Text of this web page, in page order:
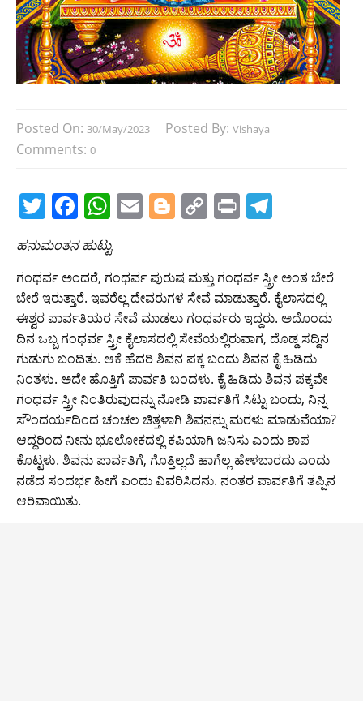
Posted On: 30/May/2023 Posted By: Vishaya
Comments: 0
T
w
itt
er
F
a
c
e
b
o
o
k
W
at
s
A
p
p
E
l
Bl
g
er
C
y
Li
n
k
Pr
gr
a
m
ಹನುಮಂತನ ಹುಟ್ಟು
ಗಂಧರ್ವ ಅಂದರೆ, ಗಂಧರ್ವ ಪುರುಷ ಮತ್ತು ಗಂಧರ್ವ ಸ್ತ್ರೀ ಅಂತ ಬೇರೆ
ಬೇರೆ ಇರುತ್ತಾರೆ. ಇವರೆಲ್ಲ ದೇವರುಗಳ ಸೇವೆ ಮಾಡುತ್ತಾರೆ. ಕೈಲಾಸದಲ್ಲಿ
ಈಶ್ವರ ಪಾರ್ವತಿಯರ ಸೇವೆ ಮಾಡಲು ಗಂಧರ್ವರು ಇದ್ದರು. ಅದೊಂದು
ದಿನ ಒಬ್ಬ ಗಂಧರ್ವ ಸ್ತ್ರೀ ಕೈಲಾಸದಲ್ಲಿ ಸೇವೆಯಲ್ಲಿರುವಾಗ, ದೊಡ್ಡ ಸದ್ದಿನ
ಗುಡುಗು ಬಂದಿತು. ಆಕೆ ಹೆದರಿ ಶಿವನ ಪಕ್ಕ ಬಂದು ಶಿವನ ಕೈ ಹಿಡಿದು
ನಿಂತಳು. ಅದೇ ಹೊತ್ತಿಗೆ ಪಾರ್ವತಿ ಬಂದಳು. ಕೈ ಹಿಡಿದು ಶಿವನ ಪಕ್ಕವೇ
ಗಂಧರ್ವ ಸ್ತ್ರೀ ನಿಂತಿರುವುದನ್ನು ನೋಡಿ ಪಾರ್ವತಿಗೆ ಸಿಟ್ಟು ಬಂದು, ನಿನ್ನ
ಸೌಂದರ್ಯದಿಂದ ಚಂಚಲ ಚಿತ್ತಳಾಗಿ ಶಿವನನ್ನು ಮರಳು ಮಾಡುವೆಯಾ?
ಆದ್ದರಿಂದ ನೀನು ಭೂಲೋಕದಲ್ಲಿ ಕಪಿಯಾಗಿ ಜನಿಸು ಎಂದು ಶಾಪ
ಕೊಟ್ಟಳು. ಶಿವನು ಪಾರ್ವತಿಗೆ, ಗೊತ್ತಿಲ್ಲದೆ ಹಾಗೆಲ್ಲ ಹೇಳಬಾರದು ಎಂದು
ನಡೆದ ಸಂದರ್ಭ ಹೀಗೆ ಎಂದು ವಿವರಿಸಿದನು. ನಂತರ ಪಾರ್ವತಿಗೆ ತಪ್ಪಿನ
ಆರಿವಾಯಿತು.